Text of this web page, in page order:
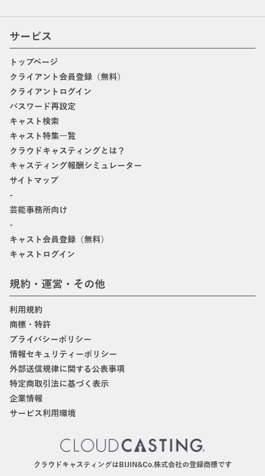
サービス
トップページ
クライアント会員登録（無料）
クライアントログイン
パスワード再設定
キャスト検索
キャスト特集一覧
クラウドキャスティングとは？
キャスティング報酬シミュレーター
サイトマップ
-
芸能事務所向け
-
キャスト会員登録（無料）
キャストログイン
規約・運営・その他
利用規約
商標・特許
プライバシーポリシー
情報セキュリティーポリシー
外部送信規律に関する公表事項
特定商取引法に基づく表示
企業情報
サービス利用環境
クラウドキャスティングはBIJIN&Co.株式会社の登録商標です